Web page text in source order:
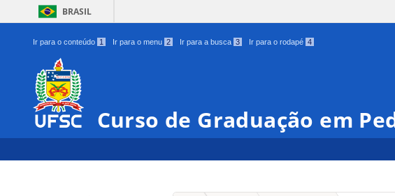
BRASIL
Ir para o conteúdo 1 Ir para o menu 2 Ir para a busca 3 Ir para o rodapé 4
Curso de Graduação em